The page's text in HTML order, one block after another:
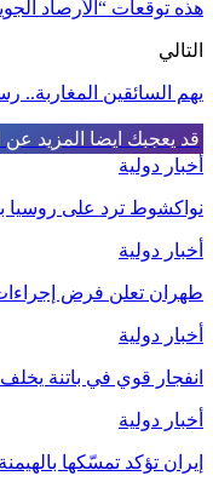
هذه توقعات “الأرصاد
التالي
يهم السائقين المغاربة.. رسوم
قد يعجبك ايضا المزيد
أخبار دولية
نواكشوط ترد على روسيا
أخبار دولية
طهران تعلن فرض
أخبار دولية
انفجار قوي في باتنة
أخبار دولية
إيران تؤكد تمسّكها